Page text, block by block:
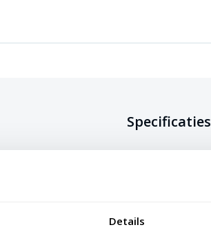
Details
vlag is gemaakt van 115
ook kleurecht en uv-
mooi blijven.
ze eenvoudig schoon te
Specificaties